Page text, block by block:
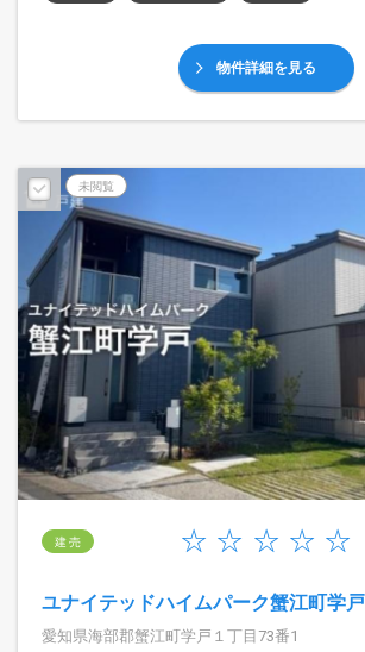
物件詳細を見る
未閲覧
建 売
ユナイテッドハイムパーク蟹江町学戸
愛知県海部郡蟹江町学戸１丁目73番1